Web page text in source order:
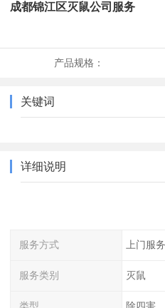
成都锦江区灭鼠公司服务
产品规格：
关键词
详细说明
服务方式 上门服务
服务类别 灭鼠
类型 除四害